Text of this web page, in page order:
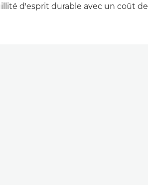
d'esprit durable avec un coût de